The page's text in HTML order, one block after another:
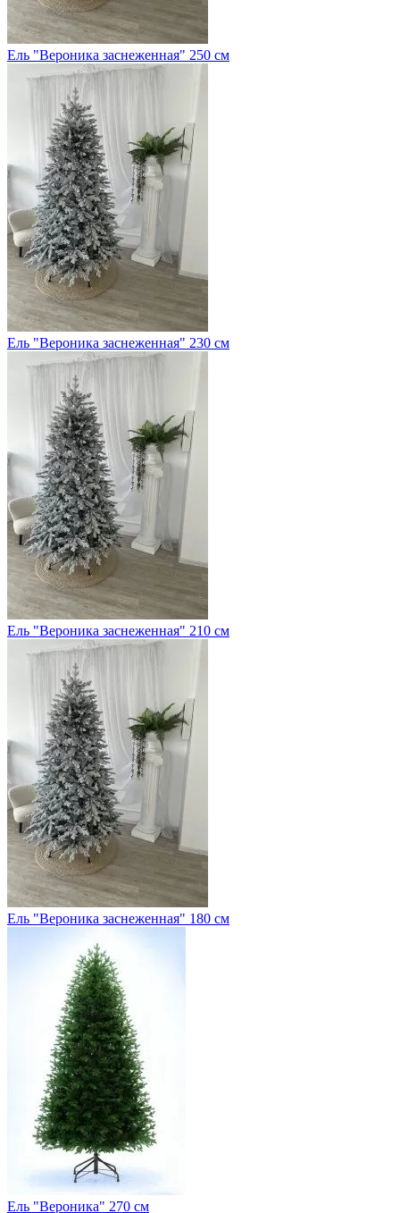
Ель "Вероника заснеженная" 250 см
Ель "Вероника заснеженная" 230 см
Ель "Вероника заснеженная" 210 см
Ель "Вероника заснеженная" 180 см
Ель "Вероника" 270 см